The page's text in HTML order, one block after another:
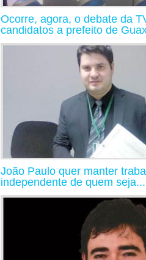
Ocorre, agora, o debate da
candidatos a prefeito de
João Paulo quer manter
independente de quem seja...